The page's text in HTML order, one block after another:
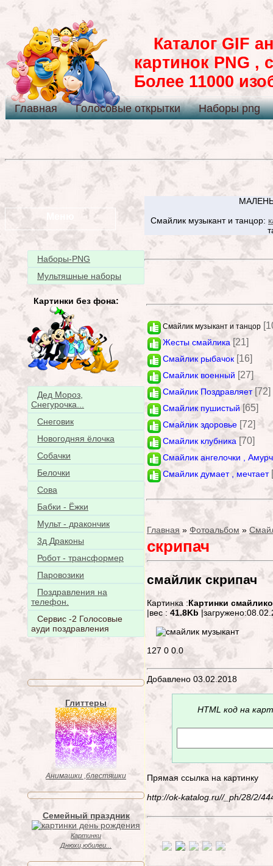
Каталог GIF
картинок PNG ,
Более 11000
Главная Голосовые открытки Наборы png
Наборы-PNG
Мультяшные наборы
Картинки без фона:
Дед Мороз,
Снегурочка...
Снеговик
Новогодняя ёлочка
Собачки
Белочки
Сова
Бабки - Ёжки
Мульт - дракончик
3д Драконы
Робот - трансформер
Паровозики
Поздравления на
телефон.
Сервис -2 Голосовые
ауди поздравления
Глиттеры
Анимашки ,блестяшки
Семейный праздник
Картинки
Днюхи,юбилеи...
Смайлик музыкант и танцор:
Смайлик музыкант и танцор
Жесты смайлика [21]
Смайлик рыбачок [16]
Смайлик военный [27]
Смайлик Поздравляет [72]
Смайлик пушистый [65]
Смайлик здоровье [72]
Смайлик клубника [70]
Смайлик ангелочки ,
Смайлик думает , мечтает
Главная » Фотоальбом »
скрипач
смайлик скрипач
Картинка :Картинки
|вес : 41.8Kb
127 0 0.0
Добавлено 03.02.2018
HTML код на
Прямая ссылка на картинку
http://ok-katalog.ru//_ph/28/2/